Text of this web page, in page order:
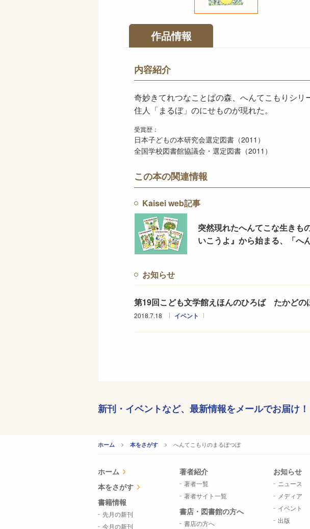
作品情報
内容紹介
奇妙きてれつなことばの森、へんてこもりシ
住人「まるぼ」のにせものが現れた。
受賞歴：
日本子どもの本研究会選定図書（2011）
全国学校図書館協議会・選定図書（2011）
この本の関連情報
Kaisei web記事
突然現れたへんてこな生き
いこうよ』から始まる、「へ
お知らせ
第19回こども文学館えほんのひろば たかどの
2018.7.18 イベント
新刊・イベントなど、 最新情報をメールでお届け！
ホーム 本をさがす CURRENT:
へんてこもりのまるぼつぼ
ホーム
本をさがす
書籍情報
先月の新刊
今月の新刊
著者紹介
著者一覧
著者サイト一覧
書店・図書館の方へ
書店の方へ
お知らせ
ニュース
メディア
イベント
出版